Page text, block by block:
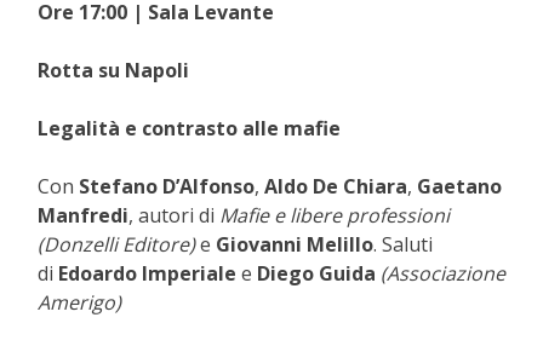
Ore 17:00 | Sala Levante
Rotta su Napoli
Legalità e contrasto alle mafie
Con Stefano D’Alfonso, Aldo De Chiara, Gaetano
Manfredi, autori di Mafie e libere professioni
(Donzelli Editore)e Giovanni Melillo. Saluti
di Edoardo Imperiale e Diego Guida (Associazione
Amerigo)